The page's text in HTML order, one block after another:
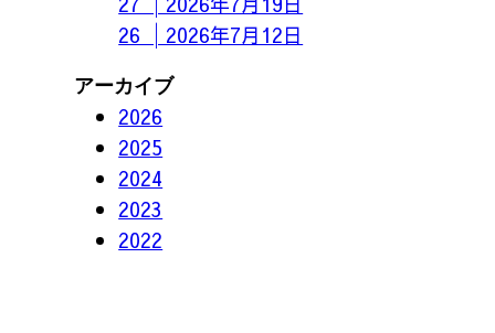
26 │2026年7月12日
アーカイブ
2026
2025
2024
2023
2022